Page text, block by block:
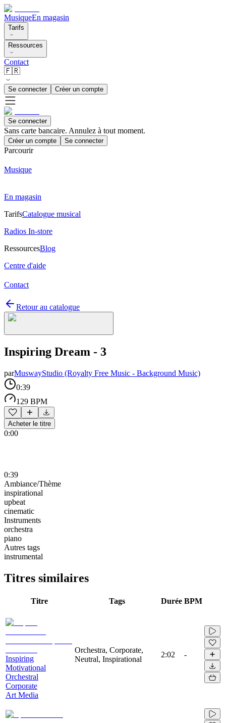
MusiqueEn magasin
Tarifs
Ressources
Contact
🇫🇷
Se connecter Créer un compte
Se connecter
Sans carte bancaire. Annulez à tout moment.
Créer un compte Se connecter
Parcourir
Musique
En magasin
TarifsCatalogue musical
Radios In-store
RessourcesBlog
Centre d'aide
Contact
Retour au catalogue
Inspiring Dream - 3
parMuswayStudio (Royalty Free Music - Background Music)
0:39
129 BPM
Acheter le titre
0:00
0:39
Ambiance/Thème
inspirational
upbeat
cinematic
Instruments
orchestra
piano
Autres tags
instrumental
Titres similaires
Titre Tags Durée BPM
Inspiring
Motivational
Orchestral
Corporate
Art Media
Orchestra, Corporate,
Neutral, Inspirational
2:02 -